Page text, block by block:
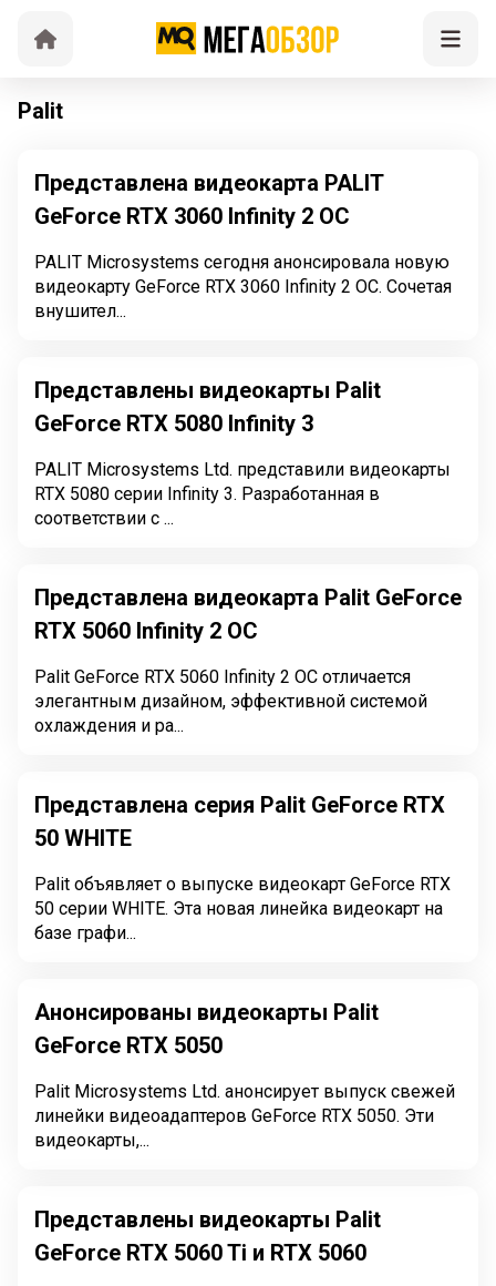
Palit
Представлена видеокарта PALIT
GeForce RTX 3060 Infinity 2 OC
PALIT Microsystems сегодня анонсировала новую
видеокарту GeForce RTX 3060 Infinity 2 OC. Сочетая
внушител...
Представлены видеокарты Palit
GeForce RTX 5080 Infinity 3
PALIT Microsystems Ltd. представили видеокарты
RTX 5080 серии Infinity 3. Разработанная в
соответствии с ...
Представлена видеокарта Palit GeForce
RTX 5060 Infinity 2 OC
Palit GeForce RTX 5060 Infinity 2 OC отличается
элегантным дизайном, эффективной системой
охлаждения и ра...
Представлена серия Palit GeForce RTX
50 WHITE
Palit объявляет о выпуске видеокарт GeForce RTX
50 серии WHITE. Эта новая линейка видеокарт на
базе графи...
Анонсированы видеокарты Palit
GeForce RTX 5050
Palit Microsystems Ltd. анонсирует выпуск свежей
линейки видеоадаптеров GeForce RTX 5050. Эти
видеокарты,...
Представлены видеокарты Palit
GeForce RTX 5060 Ti и RTX 5060